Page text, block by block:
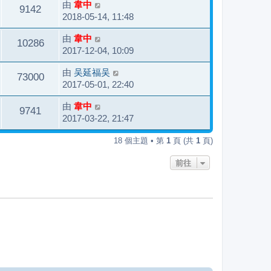
9142 由 韋中
2018-05-14, 11:48
10286 由 韋中
2017-12-04, 10:09
73000 由 吴延福吴
2017-05-01, 22:40
9741 由 韋中
2017-03-22, 21:47
18 個主題 • 第 1 頁 (共 1 頁)
前往